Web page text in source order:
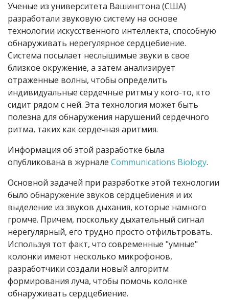
Ученые из университета Вашингтона (США)
разработали звуковую систему на основе
технологии искусственного интеллекта, способную
обнаруживать нерегулярное сердцебиение.
Система посылает неслышимые звуки в свое
близкое окружение, а затем анализирует
отраженные волны, чтобы определить
индивидуальные сердечные ритмы у кого-то, кто
сидит рядом с ней. Эта технология может быть
полезна для обнаружения нарушений сердечного
ритма, таких как сердечная аритмия.
Информация об этой разработке была
опубликована в журнале Communications Biology.
Основной задачей при разработке этой технологии
было обнаружение звуков сердцебиения и их
выделение из звуков дыхания, которые намного
громче. Причем, поскольку дыхательный сигнал
нерегулярный, его трудно просто отфильтровать.
Используя тот факт, что современные "умные"
колонки имеют несколько микрофонов,
разработчики создали новый алгоритм
формирования луча, чтобы помочь колонке
обнаруживать сердцебиение.